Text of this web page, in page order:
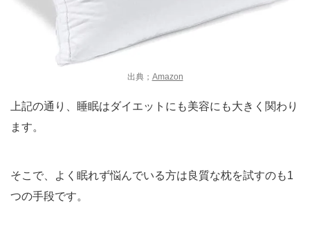
出典； Amazon
上記の通り、睡眠はダイエットにも美容にも大きく関わり
ます。
そこで、よく眠れず悩んでいる方は良質な枕を試すのも1
つの手段です。